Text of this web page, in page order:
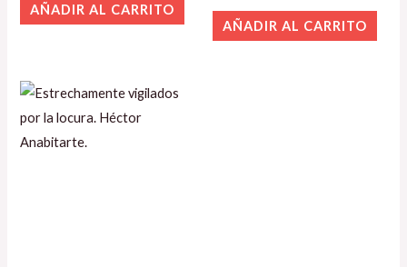
AÑADIR AL CARRITO
AÑADIR AL CARRITO